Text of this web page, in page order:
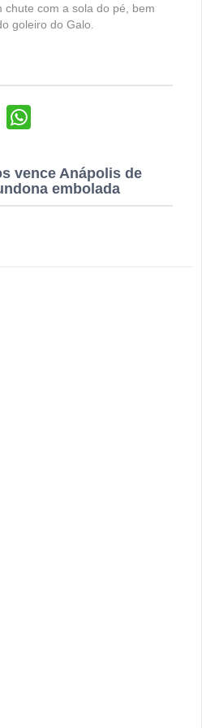
chute com a sola do pé, bem
goleiro do Galo.
vence Anápolis de
embolada